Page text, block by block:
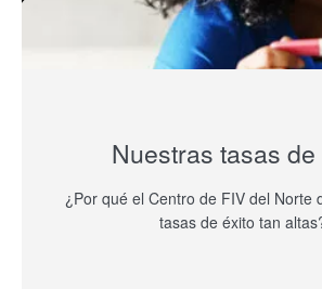
Nuestras tasas de
¿Por qué el Centro de FIV del Norte
tasas de éxito tan